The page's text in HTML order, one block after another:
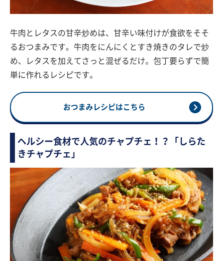
牛肉とレタスの甘辛炒めは、甘辛い味付けが食欲をそそ
るおつまみです。牛肉をにんにくとすき焼きのタレで炒
め、レタスを加えてさっと混ぜるだけ。包丁要らずで簡
単に作れるレシピです。
おつまみレシピはこちら
ヘルシー食材で人気のチャプチェ！？「しらた
きチャプチェ」